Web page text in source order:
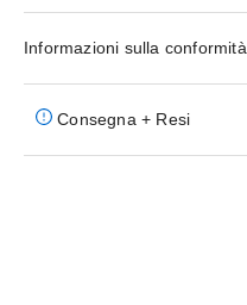
Informazioni sulla conformità
Consegna + Resi